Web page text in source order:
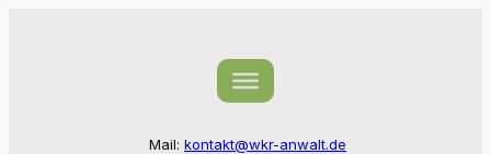
Mail: kontakt@wkr-anwalt.de